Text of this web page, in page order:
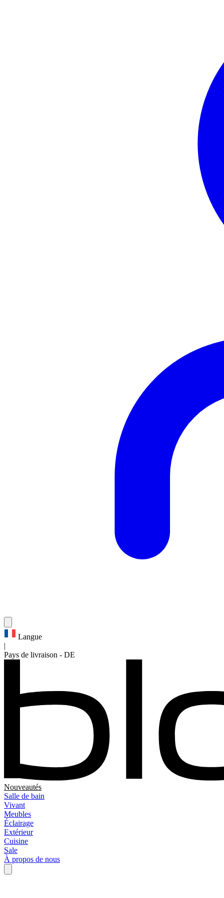
Langue
Pays de livraison - DE
Nouveautés
Salle de bain
Vivant
Meubles
Éclairage
Extérieur
Cuisine
Sale
À propos de nous